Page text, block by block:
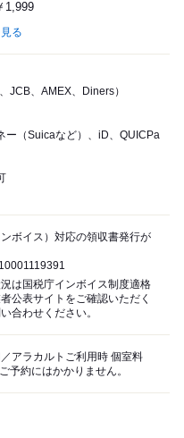
1,999
る
JCB、AMEX、Diners）
ー（Suicaなど）、iD、QUICPa
ボイス）対応の領収書発行が
は国税庁インボイス制度適格
公表サイトをご確認いただく
合わせください。
アラカルトご利用時 個室料
予約にはかかりません。